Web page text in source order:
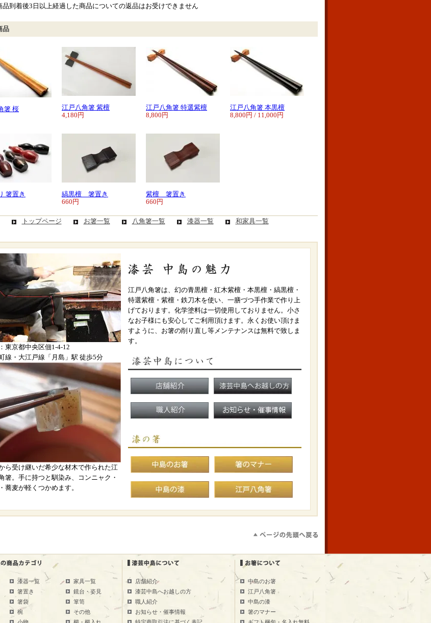
品到着後3日以上経過した商品についての返品はお受けできません
品
箸 桜
江戸八角箸 紫檀
4,180円
江戸八角箸 特選紫檀
8,800円
江戸八角箸 本黒檀
8,800円 / 11,000円
箸置き
縞黒檀 箸置き
660円
紫檀 箸置き
660円
トップページ お箸一覧 八角箸一覧 漆器一覧 和家具一覧
東京都中央区佃1-4-12
線・大江戸線「月島」駅 徒歩5分
ら受け継いだ希少な材木で作られた江
箸。手に持つと馴染み、コンニャク・
蕎麦が軽くつかめます。
江戸八角箸は、幻の青黒檀・紅木紫檀・本黒檀・縞黒檀・
特選紫檀・紫檀・鉄刀木を使い、一膳づつ手作業で作り上
げております。化学塗料は一切使用しておりません。小さ
なお子様にも安心してご利用頂けます。永くお使い頂けま
すように、お箸の削り直し等メンテナンスは無料で致しま
す。
漆器一覧
家具一覧
箸置き
鏡台・姿見
箸袋
箪笥
椀
その他
店舗紹介
漆芸中島へお越しの方
職人紹介
お知らせ・催事情報
中島のお箸
江戸八角箸
中島の漆
箸のマナー